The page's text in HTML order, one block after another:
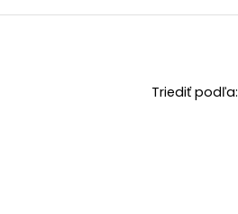
Triediť podľa: